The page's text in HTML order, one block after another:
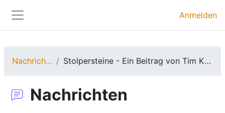
Website-Übersicht
Anmelden
Nachrichten Stolpersteine - Ein Beitrag von Tim Kirchhoff
Nachrichten